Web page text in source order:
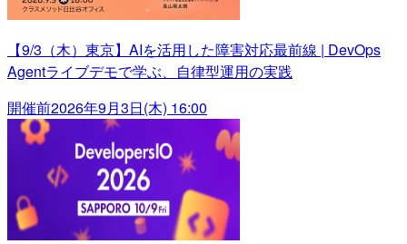
【9/3（木）東京】AIを活用した障害対応最前線 | DevOps
Agentライブデモで学ぶ、自律型運用の実践
開催前2026年9月3日(木) 16:00